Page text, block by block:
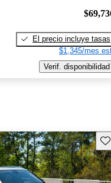
El precio incluye tasas
$1,345/mes
Verif. disponibilidad